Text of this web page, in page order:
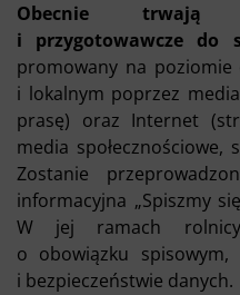
Obecnie trwają
i przygotowawcze do
promowany na poziomie
i lokalnym poprzez
prasę) oraz Internet
media społecznościowe,
Zostanie
informacyjna „Spiszmy
W jej ramach rolnicy
o obowiązku
i bezpieczeństwie danych.